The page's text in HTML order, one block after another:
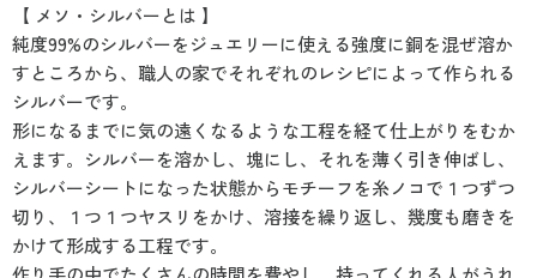
【 メソ・シルバーとは 】
純度99%のシルバーをジュエリーに使える強度に銅を混ぜ溶か
すところから、職人の家でそれぞれのレシピによって作られる
シルバーです。
形になるまでに気の遠くなるような工程を経て仕上がりをむか
えます。シルバーを溶かし、塊にし、それを薄く引き伸ばし、
シルバーシートになった状態からモチーフを糸ノコで１つずつ
切り、１つ１つヤスリをかけ、溶接を繰り返し、幾度も磨きを
かけて形成する工程です。